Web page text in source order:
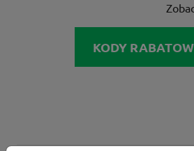
KODY